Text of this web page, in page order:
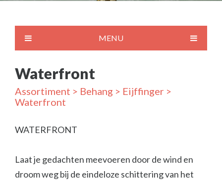
MENU
Waterfront
Assortiment > Behang > Eijffinger >
Waterfront
WATERFRONT
Laat je gedachten meevoeren door de wind en
droom weg bij de eindeloze schittering van het